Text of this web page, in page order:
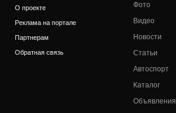
О проекте
Реклама на портале
Партнерам
Обратная связь
Фото
Видео
Новости
Статьи
Автоспорт
Каталог
Объявления